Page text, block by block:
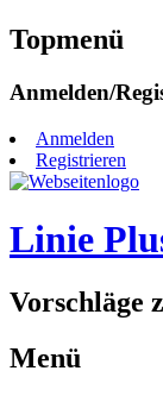
Topmenü
Zum
springen
Anmelden/
Anmelden
Registrieren
Linie
Vorschläge
Menü